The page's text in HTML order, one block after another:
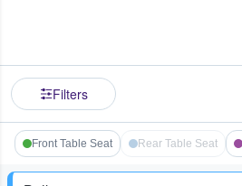
Filters
Front Table Seat Rear Table Seat